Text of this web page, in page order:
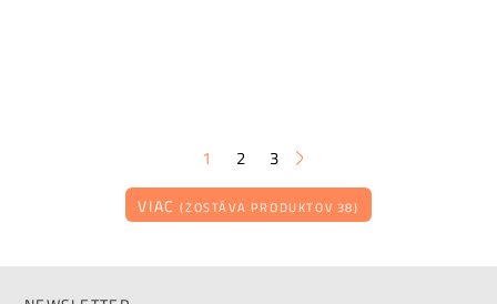
1 2 3
VIAC(ZOSTÁVA PRODUKTOV 38)